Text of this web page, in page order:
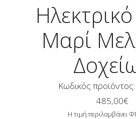
Μαρί
Κωδικός
485,00€
Η τιμή περιλαμβάνει